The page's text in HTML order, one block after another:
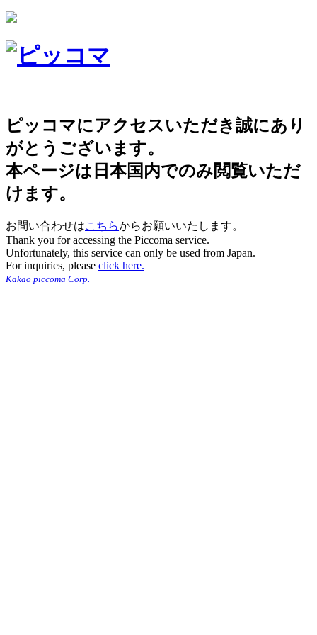
ピッコマにアクセスいただき誠にあり
がとうございます。
本ページは日本国内でのみ閲覧いただ
けます。
お問い合わせはこちらからお願いいたします。
Thank you for accessing the Piccoma service.
Unfortunately, this service can only be used from Japan.
For inquiries, please click here.
Kakao piccoma Corp.